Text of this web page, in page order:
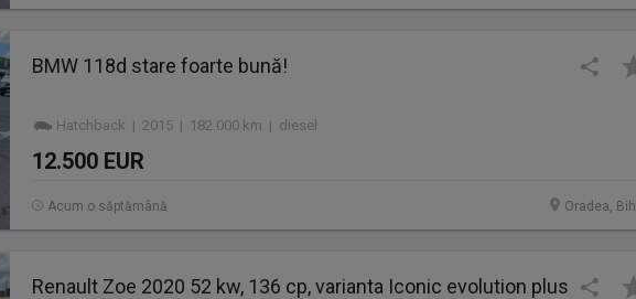
BMW 118d stare foarte bună!
Hatchback | 2015 | 182.000 km | diesel
12.500 EUR
Oradea,
Acum o săptămână
Renault Zoe 2020 52 kw, 136 cp, varianta Iconic evolution plus